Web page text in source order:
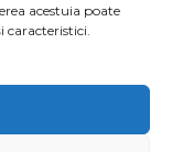
acestuia poate